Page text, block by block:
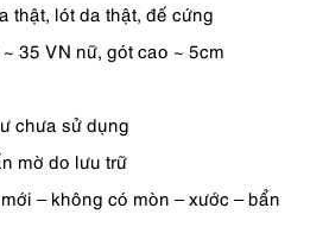
₫.
thật, lót da thật, đế cứng
35 VN nữ, gót cao ~ 5cm
chưa sử dụng
mờ do lưu trữ
– không có mòn – xước – bẩn